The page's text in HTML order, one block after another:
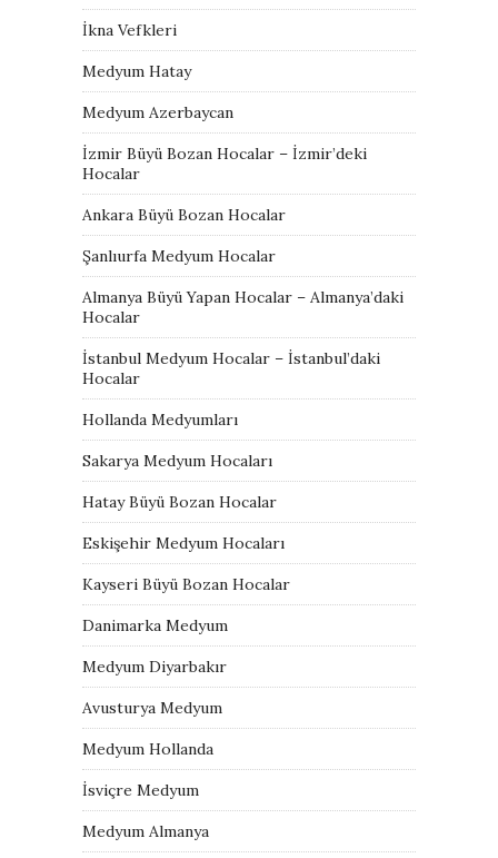
İkna Vefkleri
Medyum Hatay
Medyum Azerbaycan
İzmir Büyü Bozan Hocalar – İzmir’deki
Hocalar
Ankara Büyü Bozan Hocalar
Şanlıurfa Medyum Hocalar
Almanya Büyü Yapan Hocalar – Almanya’daki
Hocalar
İstanbul Medyum Hocalar – İstanbul’daki
Hocalar
Hollanda Medyumları
Sakarya Medyum Hocaları
Hatay Büyü Bozan Hocalar
Eskişehir Medyum Hocaları
Kayseri Büyü Bozan Hocalar
Danimarka Medyum
Medyum Diyarbakır
Avusturya Medyum
Medyum Hollanda
İsviçre Medyum
Medyum Almanya